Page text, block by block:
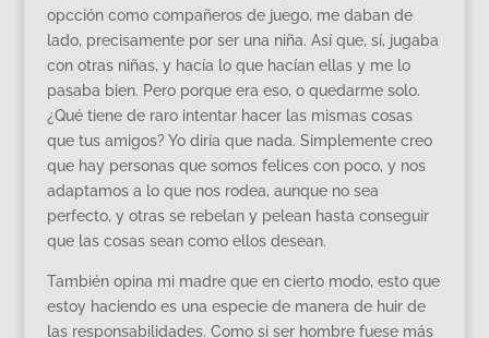
opcción como compañeros de juego, me daban de
lado, precisamente por ser una niña. Así que, sí, jugaba
con otras niñas, y hacía lo que hacían ellas y me lo
pasaba bien. Pero porque era eso, o quedarme solo.
¿Qué tiene de raro intentar hacer las mismas cosas
que tus amigos? Yo diría que nada. Simplemente creo
que hay personas que somos felices con poco, y nos
adaptamos a lo que nos rodea, aunque no sea
perfecto, y otras se rebelan y pelean hasta conseguir
que las cosas sean como ellos desean.
También opina mi madre que en cierto modo, esto que
estoy haciendo es una especie de manera de huir de
las responsabilidades. Como si ser hombre fuese más